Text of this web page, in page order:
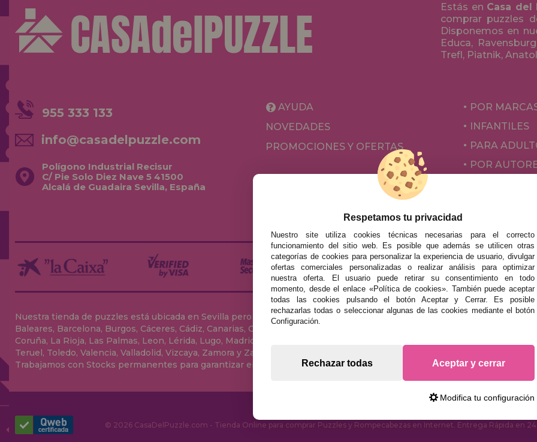
Estás en Casa del
comprar puzzles
Disponemos en
Educa,
Trefl, Piatnik,
955 333 133
info@casadelpuzzle.com
Polígono Industrial Recisur
C/ Pie Solo Diez Nave 5 41500
Alcalá de Guadaira Sevilla, España
AYUDA
NOVEDADES
PROMOCIONES Y OFERTAS
POR
INFANTILES
PARA
POR
JUEGOS DE
Nuestra tienda de puzzles está ubicada en Sevilla pero enviamos tus puzzles a cualquier ciudad del territorio español:
Baleares, Barcelona, Burgos, Cáceres, Cádiz, Canarias, Cantabria, Castellón, Ceuta, Ciudad Real, Córdoba, Cuenca,
Coruña, La Rioja, Las Palmas, Leon, Lérida, Lugo, Madrid, Málaga, Melilla, Murcia, Navarra, Orense, Palencia, Pontevedra,
Teruel, Toledo, Valencia, Valladolid, Vizcaya, Zamora y Zaragoza.
Trabajamos con Stocks permanentes para garantizar entregas rápidas en territorio peninsular, siempre y cuando el
© 2026 CasaDelPuzzle.com - Tienda Online para comprar Puzzles y Rompecabezas en Internet. Entrega Rápida en 24
Respetamos tu privacidad
Nuestro site utiliza cookies técnicas necesarias para el correcto
funcionamiento del sitio web. Es posible que además se utilicen otras
categorías de cookies para personalizar la experiencia de usuario, divulgar
ofertas comerciales personalizadas o realizar análisis para optimizar
nuestra oferta. El usuario puede retirar su consentimiento en todo
momento, desde el enlace «Política de cookies». También puede aceptar
todas las cookies pulsando el botón Aceptar y Cerrar. Es posible
rechazarlas todas o seleccionar algunas de las cookies mediante el botón
Configuración.
Rechazar todas Aceptar y cerrar
Modifica tu configuración